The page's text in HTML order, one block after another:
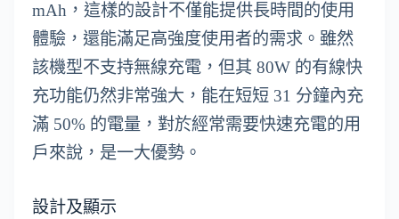
mAh，這樣的設計不僅能提供長時間的使用
體驗，還能滿足高強度使用者的需求。雖然
該機型不支持無線充電，但其 80W 的有線快
充功能仍然非常強大，能在短短 31 分鐘內充
滿 50% 的電量，對於經常需要快速充電的用
戶來說，是一大優勢。
設計及顯示